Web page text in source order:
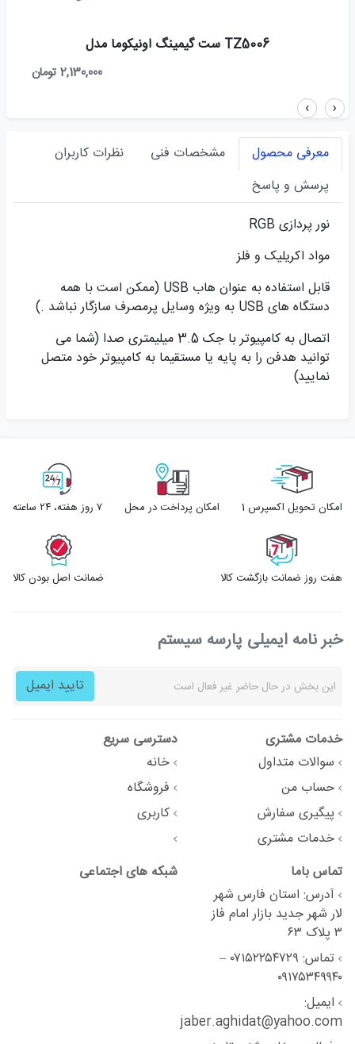
TZ5006 ست گیمینگ اونیکوما مدل
2,130,000 تومان
‹
›
معرفی محصول مشخصات فنی
نظرات کاربران
پرسش و پاسخ
نور پردازی RGB
مواد اکریلیک و فلز
قابل استفاده به عنوان هاب USB (ممکن است با همه
دستگاه های USB به ویژه وسایل پرمصرف سازگار نباشد .)
اتصال به کامپیوتر با جک 3.5 میلیمتری صدا (شما می
توانید هدفن را به پایه یا مستقیما به کامپیوتر خود متصل
نمایید)
امکان تحویل اکسپرس 1 امکان پرداخت در محل ۷ روز ﻫﻔﺘﻪ، ۲۴ ﺳﺎﻋﺘﻪ
هفت روز ضمانت بازگشت کالا ضمانت اصل بودن کالا
خبر نامه ایمیلی پارسه سیستم
تایید ایمیل
خدمات مشتری
سوالات متداول
حساب من
پیگیری سفارش
خدمات مشتری
دسترسی سریع
خانه
فروشگاه
کاربری
تماس باما
آدرس: استان فارس شهر
لار شهر جدید بازار امام فاز
۳ پلاک ۶۳
تماس: ۰۷۱۵۲۲۵۴۷۲۹ –
۰۹۱۷۵۳۴۹۹۴۰
ایمیل:
jaber.aghidat@yahoo.com
شبکه های اجتماعی